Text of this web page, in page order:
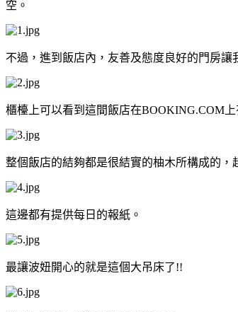
空。
不過，進到飯店內，友善及態度良好的門房讓
櫃檯上可以看到這間飯店在BOOKING.COM
整個飯店的結夠都是很結實的柚木所構成的，
這邊都有提供每日的報紙。
最讓波妞開心的就是這個大吊床了!!